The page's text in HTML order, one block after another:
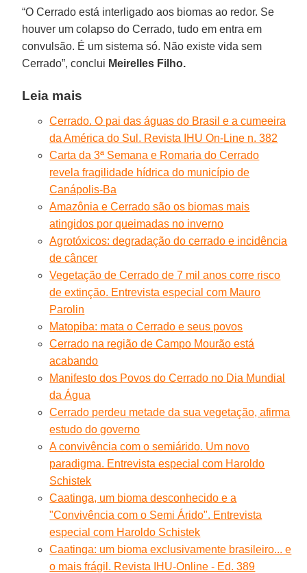
“O Cerrado está interligado aos biomas ao redor. Se
houver um colapso do Cerrado, tudo em entra em
convulsão. É um sistema só. Não existe vida sem
Cerrado”, conclui Meirelles Filho.
Leia mais
Cerrado. O pai das águas do Brasil e a cumeeira
da América do Sul. Revista IHU On-Line n. 382
Carta da 3ª Semana e Romaria do Cerrado
revela fragilidade hídrica do município de
Canápolis-Ba
Amazônia e Cerrado são os biomas mais
atingidos por queimadas no inverno
Agrotóxicos: degradação do cerrado e incidência
de câncer
Vegetação de Cerrado de 7 mil anos corre risco
de extinção. Entrevista especial com Mauro
Parolin
Matopiba: mata o Cerrado e seus povos
Cerrado na região de Campo Mourão está
acabando
Manifesto dos Povos do Cerrado no Dia Mundial
da Água
Cerrado perdeu metade da sua vegetação, afirma
estudo do governo
A convivência com o semiárido. Um novo
paradigma. Entrevista especial com Haroldo
Schistek
Caatinga, um bioma desconhecido e a
"Convivência com o Semi Árido". Entrevista
especial com Haroldo Schistek
Caatinga: um bioma exclusivamente brasileiro... e
o mais frágil. Revista IHU-Online - Ed. 389